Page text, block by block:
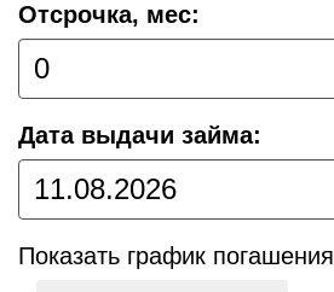
Отсрочка, мес:
Дата выдачи займа:
Показать график погашения